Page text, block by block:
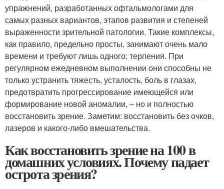
упражнений, разработанных офтальмологами для
самых разных вариантов, этапов развития и степеней
выраженности зрительной патологии. Такие комплексы,
как правило, предельно просты, занимают очень мало
времени и требуют лишь одного: терпения. При
регулярном ежедневном выполнении они способны не
только устранить тяжесть, усталость, боль в глазах,
предотвратить прогрессирование имеющейся или
формирование новой аномалии, – но и полностью
восстановить зрение. Заметим: восстановить без очков,
лазеров и какого-либо вмешательства.
Как восстановить зрение на 100 в
домашних условиях. Почему падает
острота зрения?